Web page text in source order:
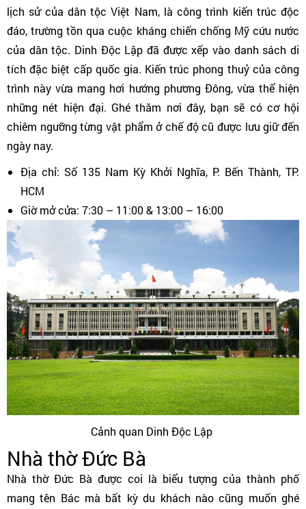
lịch sử của dân tộc Việt Nam, là công trình kiến trúc độc
đáo, trường tồn qua cuộc kháng chiến chống Mỹ cứu nước
của dân tộc. Dinh Độc Lập đã được xếp vào danh sách di
tích đặc biệt cấp quốc gia. Kiến trúc phong thuỷ của công
trình này vừa mang hơi hướng phương Đông, vừa thể hiện
những nét hiện đại. Ghé thăm nơi đây, bạn sẽ có cơ hội
chiêm ngưỡng từng vật phẩm ở chế độ cũ được lưu giữ đến
ngày nay.
Địa chỉ: Số 135 Nam Kỳ Khởi Nghĩa, P. Bến Thành, TP.
HCM
Giờ mở cửa: 7:30 – 11:00 & 13:00 – 16:00
Cảnh quan Dinh Độc Lập
Nhà thờ Đức Bà
Nhà thờ Đức Bà được coi là biểu tượng của thành phố
mang tên Bác mà bất kỳ du khách nào cũng muốn ghé